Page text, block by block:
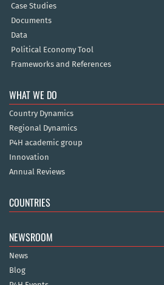
Case Studies
Documents
Data
Political Economy Tool
Frameworks and References
WHAT WE DO
Country Dynamics
Regional Dynamics
P4H academic group
Innovation
Annual Reviews
COUNTRIES
NEWSROOM
News
Blog